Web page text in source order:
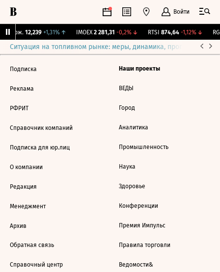
Войти
Бирж. 12,239 +1,31%↑ IMOEX 2 281,31 -0,2%↓ RTSI 874,64 -1,12%↓
Ситуация на топливном рынке: меры, динамика, прогнозы
Подписка
Реклама
РФРИТ
Справочник компаний
Подписка для юр.лиц
О компании
Редакция
Менеджмент
Архив
Обратная связь
Справочный центр
Наши проекты
ВЕДЫ
Город
Аналитика
Промышленность
Наука
Здоровье
Конференции
Премия Импульс
Правила торговли
Ведомости&